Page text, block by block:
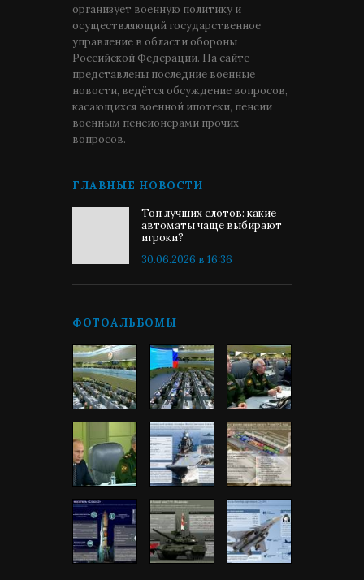
организует военную политику и
осуществляющий государственное
управление в области обороны
Российской Федерации. На сайте
представлены последние военные
новости, ведётся обсуждение вопросов,
касающихся военной ипотеки, пенсии
военным пенсионерами прочих
вопросов.
ГЛАВНЫЕ НОВОСТИ
Топ лучших слотов: какие
автоматы чаще выбирают
игроки?
30.06.2026 в 16:36
ФОТОАЛЬБОМЫ